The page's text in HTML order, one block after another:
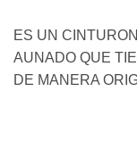
ES UN
AUNADO QUE
DE MANERA